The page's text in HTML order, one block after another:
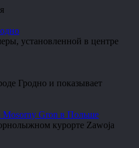
установленной в центре
Гродно и показывает
Gron в Польше
курорте Zawoja